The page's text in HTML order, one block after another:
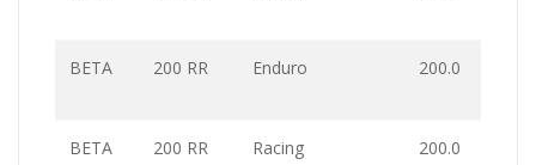
BETA 200 RR Enduro 200.0
BETA 200 RR Racing 200.0